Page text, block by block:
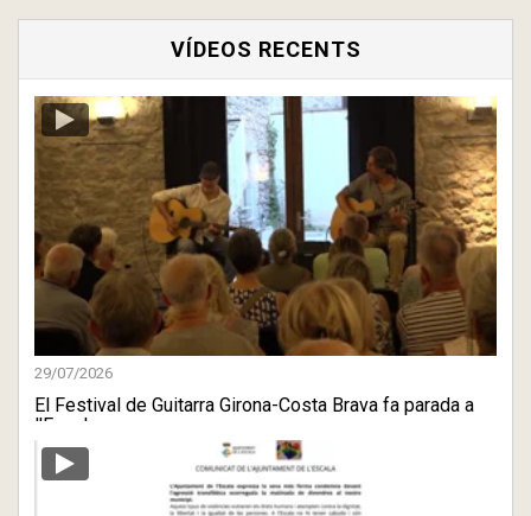
VÍDEOS RECENTS
29/07/2026
El Festival de Guitarra Girona-Costa Brava fa parada a
l'Escala ...